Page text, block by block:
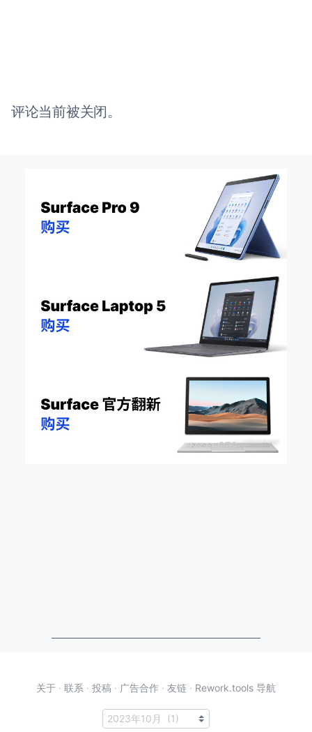
评论当前被关闭。
关于 · 联系 · 投稿 · 广告合作 · 友链 · Rework.tools 导航